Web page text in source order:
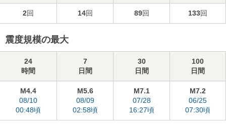
2回 14回 89回 133回
震度規模の最大
24
時間
7
日間
30
日間
100
日間
M4.4
08/10
00:48頃
M5.6
08/09
02:58頃
M7.1
07/28
16:27頃
M7.2
06/25
07:30頃